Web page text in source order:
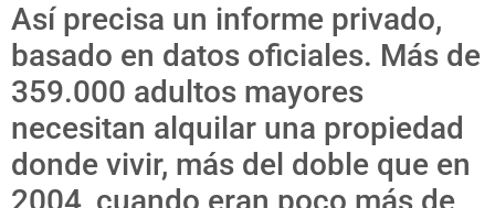
Así precisa un informe privado,
basado en datos oficiales. Más de
359.000 adultos mayores
necesitan alquilar una propiedad
donde vivir, más del doble que en